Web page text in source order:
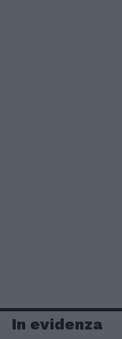
In evidenza